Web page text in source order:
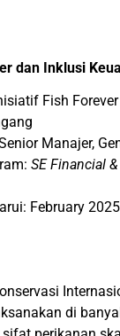
dan Inklusi
Fish Forever
Manajer,
SE Financial
February 2025
di